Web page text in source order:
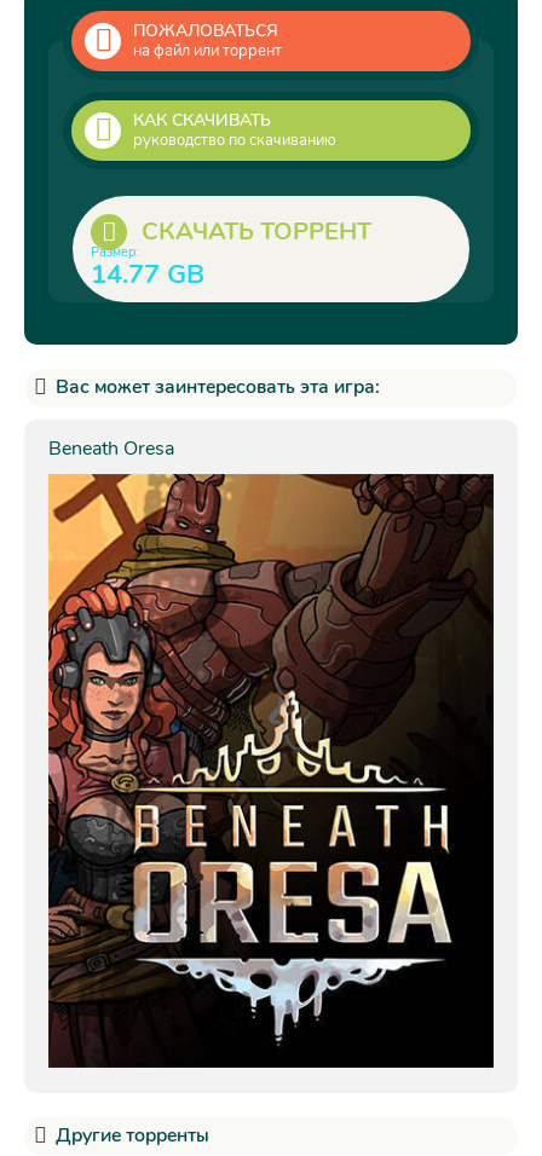
ПОЖАЛОВАТЬСЯ
на файл или торрент
КАК СКАЧИВАТЬ
руководство по скачиванию
СКАЧАТЬ ТОРРЕНТ
Размер:
14.77 GB
Вас может заинтересовать эта игра:
Beneath Oresa
Другие торренты